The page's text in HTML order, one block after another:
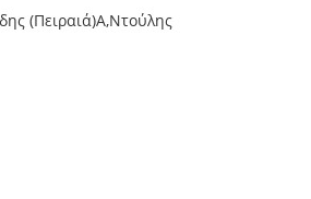
(Πειραιά)Α,Ντούλης